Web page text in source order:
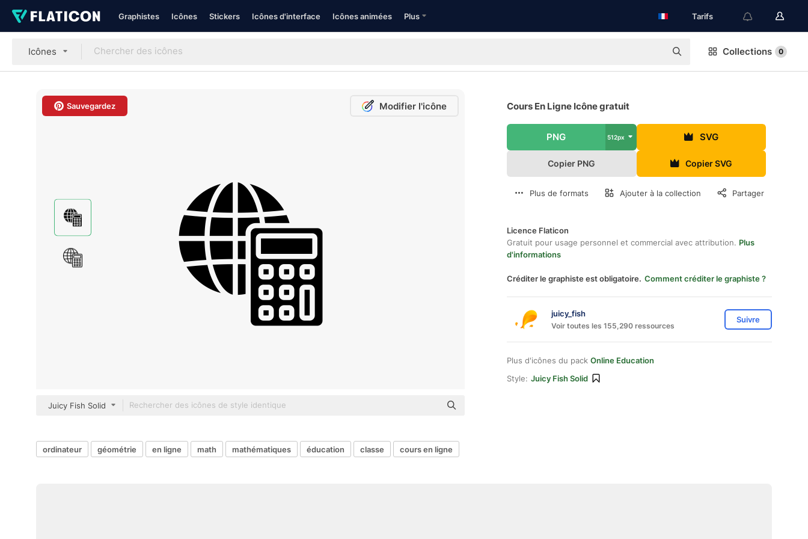
Graphistes Icônes Stickers Icônes d'interface Icônes animées Plus Tarifs
Icônes Collections 0
Sauvegardez Modifier l'icône
Juicy Fish Solid
Cours En Ligne Icône gratuit
PNG 512px SVG
Copier PNG Copier SVG
Plus de formats Ajouter à la collection Partager
Licence Flaticon
Gratuit pour usage personnel et commercial avec attribution. Plus
d'informations
Créditer le graphiste est obligatoire. Comment créditer le graphiste ?
juicy_fish
Voir toutes les 155,290 ressources
Suivre
Plus d'icônes du pack Online Education
Style: Juicy Fish Solid
ordinateur géométrie en ligne math mathématiques éducation classe cours en ligne